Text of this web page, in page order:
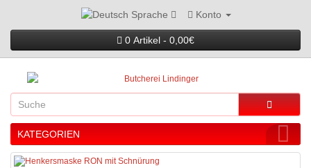
Sprache Konto
0 Artikel - 0,00€
KATEGORIEN